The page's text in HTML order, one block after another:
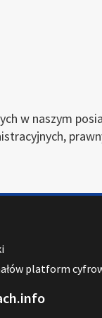
w naszym
platform